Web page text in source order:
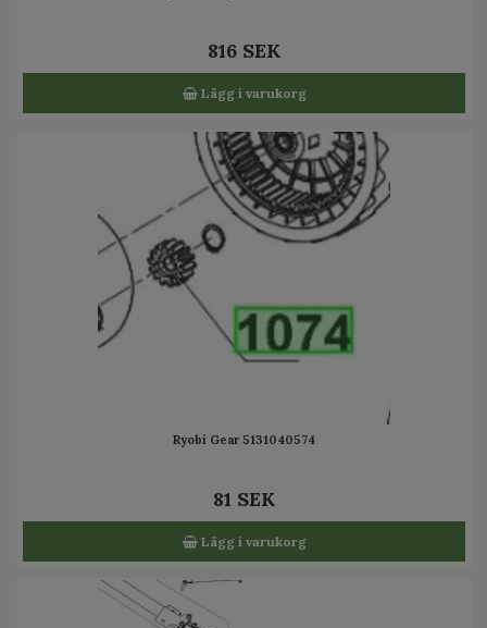
816 SEK
Lägg i varukorg
Ryobi Gear 5131040574
81 SEK
Lägg i varukorg